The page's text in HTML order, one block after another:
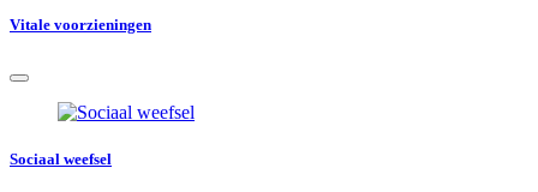
Vitale voorzieningen
Sociaal weefsel